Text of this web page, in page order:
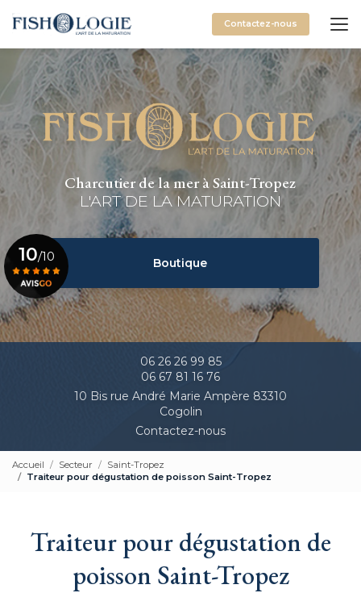
au
principal
Contactez-nous
Charcutier de la mer à Saint-Tropez
L'ART DE LA MATURATION
Boutique
06 26 26 99 85
06 67 81 16 76
10 Bis rue André Marie Ampère 83310
Cogolin
Contactez-nous
10/10
Voir le certificat
Accueil Secteur
Saint-Tropez
Traiteur pour dégustation de poisson Saint-Tropez
Traiteur pour dégustation de
poisson Saint-Tropez